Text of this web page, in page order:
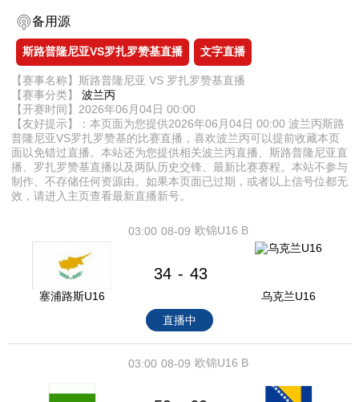
备用源
斯路普隆尼亚VS罗扎罗赞基直播 文字直播
【赛事名称】斯路普隆尼亚 VS 罗扎罗赞基直播
【赛事分类】 波兰丙
【开赛时间】2026年06月04日 00:00
【友好提示】：本页面为您提供2026年06月04日 00:00 波兰丙斯路
普隆尼亚VS罗扎罗赞基的比赛直播，喜欢波兰丙可以提前收藏本页
面以免错过直播。本站还为您提供相关波兰丙直播、斯路普隆尼亚直
播、罗扎罗赞基直播以及两队历史交锋、最新比赛赛程。本站不参与
制作、不存储任何资源由。如果本页面已过期，或者以上信号位都无
效，请进入主页查看最新直播新号。
08-09
03:00 欧锦U16 B
塞浦路斯U16
34 - 43
乌克兰U16
直播中
08-09
03:00 欧锦U16 B